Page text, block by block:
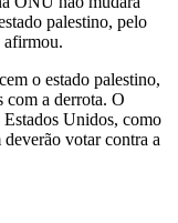
palestino, pelo
afirmou.
o estado palestino,
com a derrota. O
Estados Unidos, como
votar contra a